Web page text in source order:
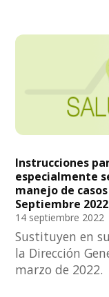
Instrucciones
especialmente
manejo de
Septiembre 2022
14 septiembre 2022
Sustituyen en
la Dirección
marzo de 2022.